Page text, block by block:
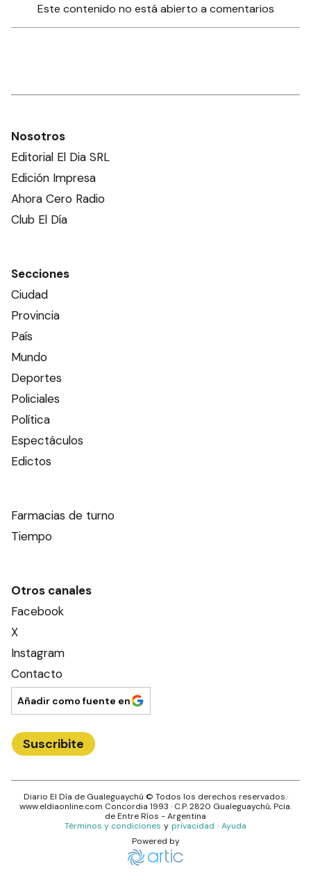
Este contenido no está abierto a comentarios
Nosotros
Editorial El Dia SRL
Edición Impresa
Ahora Cero Radio
Club El Día
Secciones
Ciudad
Provincia
País
Mundo
Deportes
Policiales
Política
Espectáculos
Edictos
Farmacias de turno
Tiempo
Otros canales
Facebook
X
Instagram
Contacto
Añadir como fuente en
Suscribite
Diario El Día de Gualeguaychú © Todos los derechos reservados.·
www.eldiaonline.com Concordia 1993 · C.P.2820 Gualeguaychú, Pcia.
deEntre Ríos - Argentina
Términos y condiciones y privacidad · Ayuda
Powered by